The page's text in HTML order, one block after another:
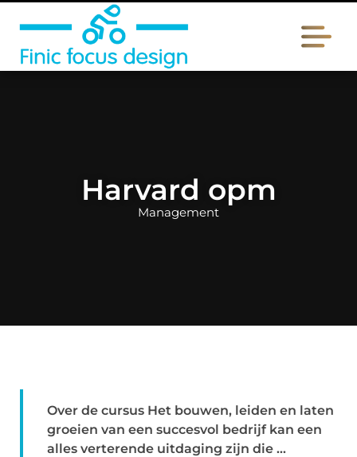
Harvard opm
Management
Over de cursus Het bouwen, leiden en laten
groeien van een succesvol bedrijf kan een
alles verterende uitdaging zijn die ...